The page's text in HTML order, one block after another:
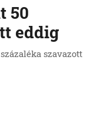
50
eddig
szavazott